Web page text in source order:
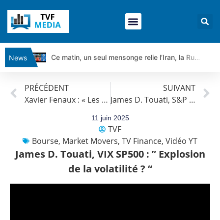
News
Ce matin, un seul mensonge relie l’Iran, la Russie et Trump | par Louis Antoine Michelet
Ce que Trump, Téhéran et Pékin ne veulent pas que vous voyiez ensemble | par Louis-Antoine Michelet
Vente du Turbo infini BEST PUT COINBASE WO83V à 0,51 € (+46 %)
Gaza, Iran, Chine : la guerre mondiale vient de commencer | par Louis-Antoine Michelet
Jean Marie Seronie :Loi agricole : vraie réforme ou simple réponse à la colère ?| Interview Éco
PRÉCÉDENT
Xavier Fenaux : « Les marchés européens ne sont pas à la fête »
SUIVANT
James D. Touati, S&P 500 : ” Alerte ? “
11 juin 2025
TVF
Bourse, Market Movers, TV Finance, Vidéo YT
James D. Touati, VIX SP500 : ” Explosion
de la volatilité ? “